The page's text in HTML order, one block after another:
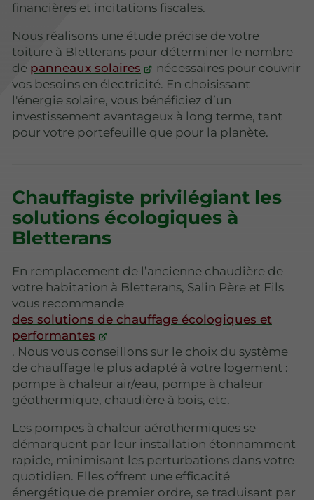
financières et incitations fiscales.
Nous réalisons une étude précise de votre
toiture à Bletterans pour déterminer le nombre
de panneaux solaires
nécessaires pour couvrir
vos besoins en électricité. En choisissant
l'énergie solaire, vous bénéficiez d’un
investissement avantageux à long terme, tant
pour votre portefeuille que pour la planète.
Chauffagiste privilégiant les
solutions écologiques à
Bletterans
En remplacement de l’ancienne chaudière de
votre habitation à Bletterans, Salin Père et Fils
vous recommande
des solutions de chauffage écologiques et
performantes
. Nous vous conseillons sur le choix du système
de chauffage le plus adapté à votre logement :
pompe à chaleur air/eau, pompe à chaleur
géothermique, chaudière à bois, etc.
Les pompes à chaleur aérothermiques se
démarquent par leur installation étonnamment
rapide, minimisant les perturbations dans votre
quotidien. Elles offrent une efficacité
énergétique de premier ordre, se traduisant par